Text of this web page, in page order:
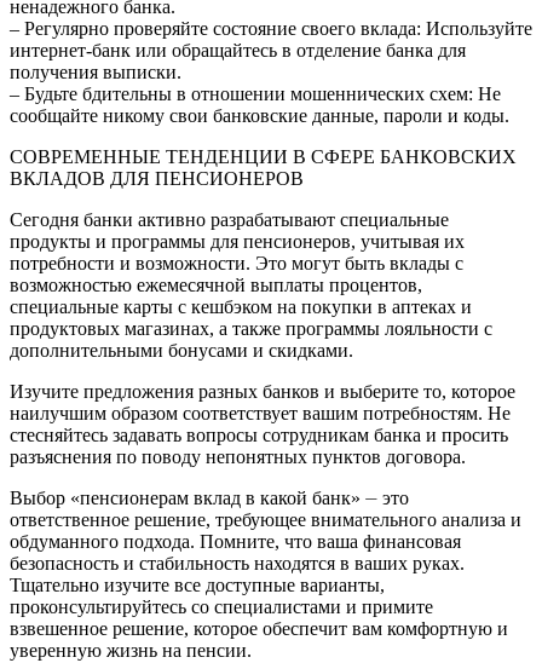
ненадежного банка.
– Регулярно проверяйте состояние своего вклада: Используйте
интернет-банк или обращайтесь в отделение банка для
получения выписки.
– Будьте бдительны в отношении мошеннических схем: Не
сообщайте никому свои банковские данные, пароли и коды.
СОВРЕМЕННЫЕ ТЕНДЕНЦИИ В СФЕРЕ БАНКОВСКИХ
ВКЛАДОВ ДЛЯ ПЕНСИОНЕРОВ
Сегодня банки активно разрабатывают специальные
продукты и программы для пенсионеров, учитывая их
потребности и возможности. Это могут быть вклады с
возможностью ежемесячной выплаты процентов,
специальные карты с кешбэком на покупки в аптеках и
продуктовых магазинах, а также программы лояльности с
дополнительными бонусами и скидками.
Изучите предложения разных банков и выберите то, которое
наилучшим образом соответствует вашим потребностям. Не
стесняйтесь задавать вопросы сотрудникам банка и просить
разъяснения по поводу непонятных пунктов договора.
Выбор «пенсионерам вклад в какой банк» ⏤ это
ответственное решение, требующее внимательного анализа и
обдуманного подхода. Помните, что ваша финансовая
безопасность и стабильность находятся в ваших руках.
Тщательно изучите все доступные варианты,
проконсультируйтесь со специалистами и примите
взвешенное решение, которое обеспечит вам комфортную и
уверенную жизнь на пенсии.